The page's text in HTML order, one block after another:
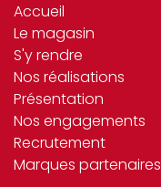
Accueil
Le magasin
S'y rendre
Nos réalisations
Présentation
Nos engagements
Recrutement
Marques partenaires